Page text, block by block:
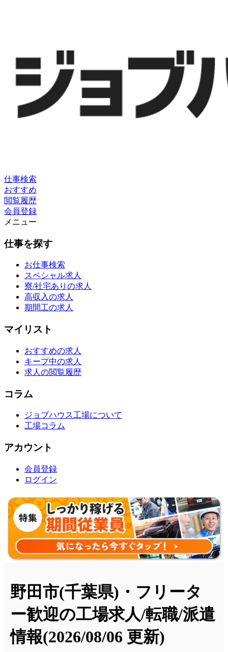
仕事検索
おすすめ
閲覧履歴
会員登録
メニュー
仕事を探す
お仕事検索
スペシャル求人
寮/社宅ありの求人
高収入の求人
期間工の求人
マイリスト
おすすめの求人
キープ中の求人
求人の閲覧履歴
コラム
ジョブハウス工場について
工場コラム
アカウント
会員登録
ログイン
野田市(千葉県)・フリータ
ー歓迎の工場求人/転職/派遣
情報(2026/08/06 更新)